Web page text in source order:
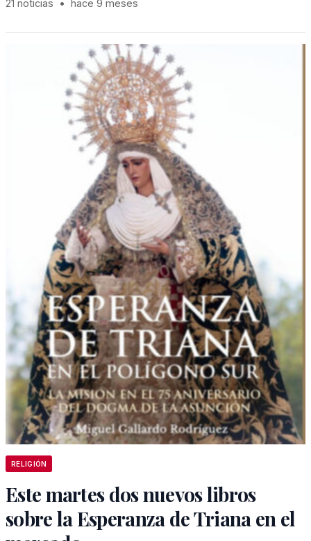
21 noticias • hace 9 meses
RELIGIÓN
Este martes dos nuevos libros
sobre la Esperanza de Triana en el